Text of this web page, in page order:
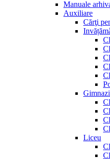
Manuale
Auxiliare
Cărţi
Liceu